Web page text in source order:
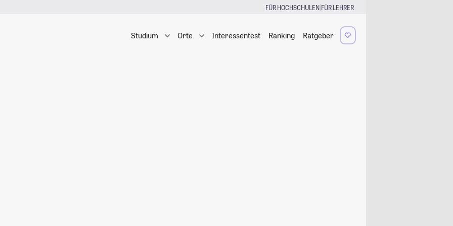
FÜR HOCHSCHULEN|FÜR LEHRER
Studium Orte Interessentest Ranking Ratgeber